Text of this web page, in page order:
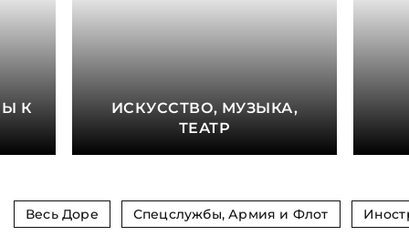
К
ИСКУССТВО, МУЗЫКА,
ТЕАТР
Весь Доре Спецслужбы, Армия и Флот
Язык
Обрез